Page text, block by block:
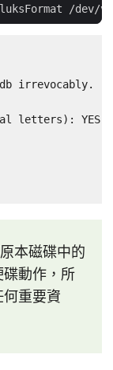
irrevocably.
letters): YES
本磁碟中的
動作，所
重要資